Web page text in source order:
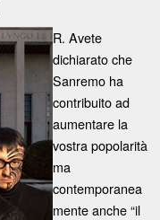
R. Avete
dichiarato che
Sanremo ha
contribuito ad
aumentare la
vostra popolarità
ma
contemporanea
mente anche “il